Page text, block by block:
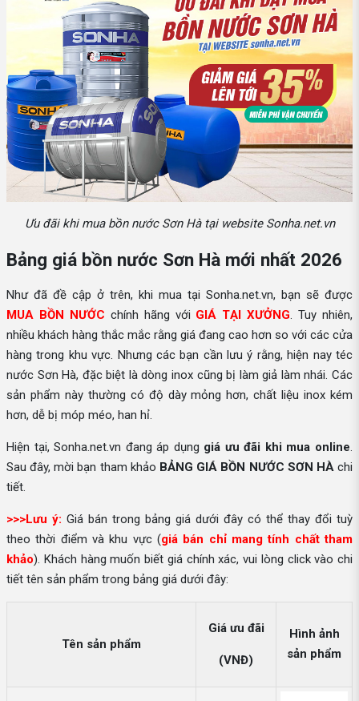
Ưu đãi khi mua bồn nước Sơn Hà tại website Sonha.net.vn
Bảng giá bồn nước Sơn Hà mới nhất 2026
Như đã đề cập ở trên, khi mua tại Sonha.net.vn, bạn sẽ được
MUA BỒN NƯỚC chính hãng với GIÁ TẠI XƯỞNG. Tuy nhiên,
nhiều khách hàng thắc mắc rằng giá đang cao hơn so với các cửa
hàng trong khu vực. Nhưng các bạn cần lưu ý rằng, hiện nay téc
nước Sơn Hà, đặc biệt là dòng inox cũng bị làm giả làm nhái. Các
sản phẩm này thường có độ dày mỏng hơn, chất liệu inox kém
hơn, dễ bị móp méo, han hỉ.
Hiện tại, Sonha.net.vn đang áp dụng giá ưu đãi khi mua online.
Sau đây, mời bạn tham khảo BẢNG GIÁ BỒN NƯỚC SƠN HÀchi
tiết.
>>>Lưu ý: Giá bán trong bảng giá dưới đây có thể thay đổi tuỳ
theo thời điểm và khu vực (giá bán chỉ mang tính chất tham
khảo). Khách hàng muốn biết giá chính xác, vui lòng click vào chi
tiết tên sản phẩm trong bảng giá dưới đây:
Tên sản phẩm
Giá ưu đãi
(VNĐ)
Hình ảnh
sản phẩm